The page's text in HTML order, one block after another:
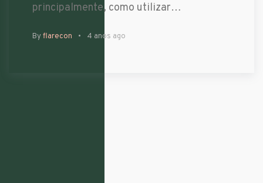
principalmente, como utilizar…
Byflarecon 4 anos ago